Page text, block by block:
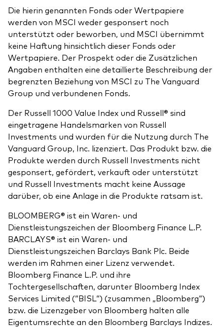
Die hierin genannten Fonds oder Wertpapiere
werden von MSCI weder gesponsert noch
unterstützt oder beworben, und MSCI übernimmt
keine Haftung hinsichtlich dieser Fonds oder
Wertpapiere. Der Prospekt oder die Zusätzlichen
Angaben enthalten eine detaillierte Beschreibung der
begrenzten Beziehung von MSCI zu The Vanguard
Group und verbundenen Fonds.
Der Russell 1000 Value Index und Russell® sind
eingetragene Handelsmarken von Russell
Investments und wurden für die Nutzung durch The
Vanguard Group, Inc. lizenziert. Das Produkt bzw. die
Produkte werden durch Russell Investments nicht
gesponsert, gefördert, verkauft oder unterstützt
und Russell Investments macht keine Aussage
darüber, ob eine Anlage in die Produkte ratsam ist.
BLOOMBERG® ist ein Waren- und
Dienstleistungszeichen der Bloomberg Finance L.P.
BARCLAYS® ist ein Waren- und
Dienstleistungszeichen Barclays Bank Plc. Beide
werden im Rahmen einer Lizenz verwendet.
Bloomberg Finance L.P. und ihre
Tochtergesellschaften, darunter Bloomberg Index
Services Limited (“BISL“) (zusammen „Bloomberg“)
bzw. die Lizenzgeber von Bloomberg halten alle
Eigentumsrechte an den Bloomberg Barclays Indizes.